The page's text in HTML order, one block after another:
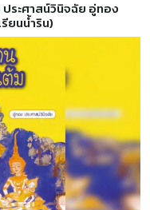
ระศาสน์วินิจฉัย อู่ทอง
ยนน้ำริน)